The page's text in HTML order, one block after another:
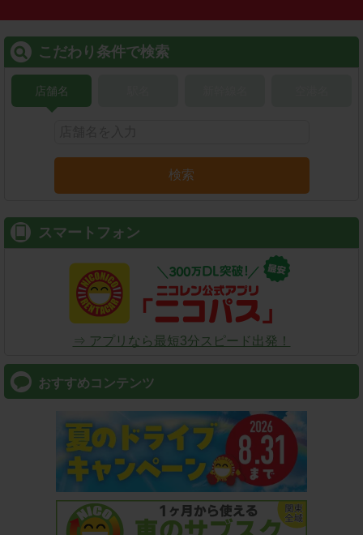
こだわり条件で検索
店舗名
検索
スマートフォン
⇒ アプリなら最短3分スピード出発！
おすすめコンテンツ